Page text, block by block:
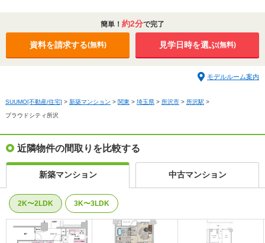
簡単！ 約2分で完了
資料を請求する(無料) 見学日時を選ぶ(無料)
モデルルーム案内
SUUMO[不動産/住宅] > 新築マンション > 関東 > 埼玉県 > 所沢市 > 所沢駅 >
プラウドシティ所沢
近隣物件の間取りを比較する
新築マンション 中古マンション
2K〜2LDK 3K〜3LDK